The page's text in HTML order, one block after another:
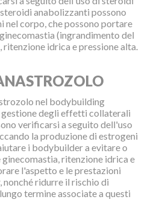
anabolizzanti possono
nel corpo, che possono portare
(ingrandimento del
idrica e pressione alta.
nel bodybuilding
gestione degli effetti collaterali
verificarsi a seguito dell'uso
la produzione di estrogeni
i bodybuilder a evitare o
ritenzione idrica e
l'aspetto e le prestazioni
ridurre il rischio di
termine associate a questi